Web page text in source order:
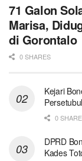
71 Galon
Marisa,
di Gorontalo
0 SHARES
Kejari
0
DPRD
Kades